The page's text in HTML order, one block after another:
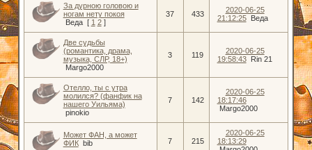
За дурною головою и
ногам нету покоя
Веда [ 1 2 ]
37 433
2020-06-25
21:12:25
Веда
Две судьбы
(романтика, драма,
музыка, СЛР, 18+)
Margo2000
3 119
2020-06-25
19:58:43
Rin 21
Отелло, ты с утра
молился? (фанфик на
нашего Уильяма)
pinokio
7 142
2020-06-25
18:17:46
Margo2000
Может ФАН, а может
ФИК bib 7 215
2020-06-25
18:13:29